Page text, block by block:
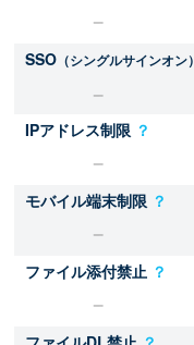
SSO （シングルサインオン）
IPアドレス制限 ？
モバイル端末制限 ？
ファイル添付禁止 ？